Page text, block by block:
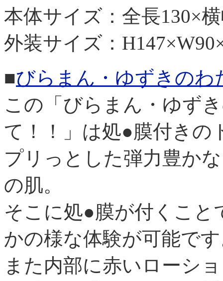
本体サイズ：全長130×
外装サイズ：
■びらまん・ゆずきの
この「びらまん・ゆず
て！！」は処●膜付きの
プリっとした弾力豊か
の肌。
そこに処●膜が付くこと
かの様な体験が可能で
また内部に赤いローシ